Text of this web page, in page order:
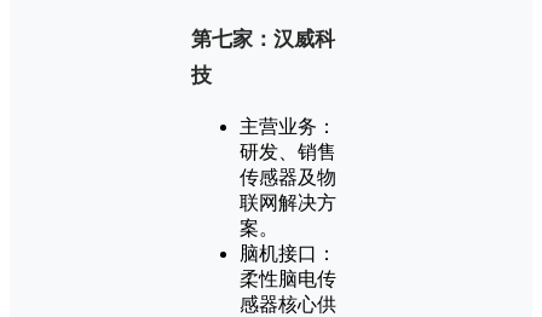
第七家：汉威科
技
主营业务：
研发、销售
传感器及物
联网解决方
案。
脑机接口：
柔性脑电传
感器核心供